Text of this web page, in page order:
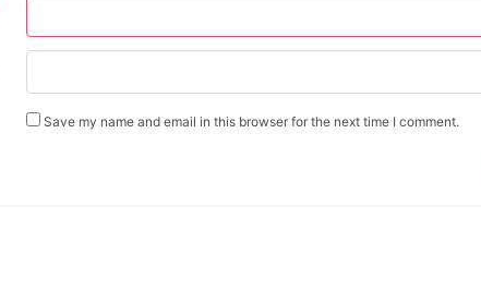
Save my name and email in this browser for the next time I comment.